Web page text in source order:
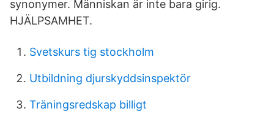
synonymer. Människan är inte bara girig.
HJÄLPSAMHET.
Svetskurs tig stockholm
Utbildning djurskyddsinspektör
Träningsredskap billigt